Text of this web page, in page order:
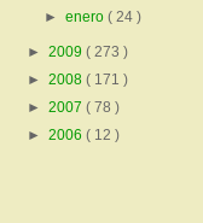
►enero( 24 )
► 2009 ( 273 )
► 2008 ( 171 )
► 2007 ( 78 )
► 2006 ( 12 )